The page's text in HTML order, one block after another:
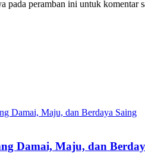
pada peramban ini untuk komentar
Damai, Maju, dan